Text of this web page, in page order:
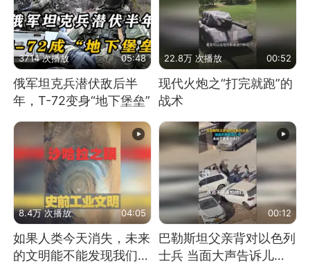
3714 次播放 05:48
俄军坦克兵潜伏敌后半
年，T-72变身“地下堡垒”
22.8万 次播放 00:52
现代火炮之“打完就跑”的
战术
8.4万 次播放 04:05
如果人类今天消失，未来
的文明能不能发现我们存
00:12
巴勒斯坦父亲背对以色列
士兵 当面大声告诉儿